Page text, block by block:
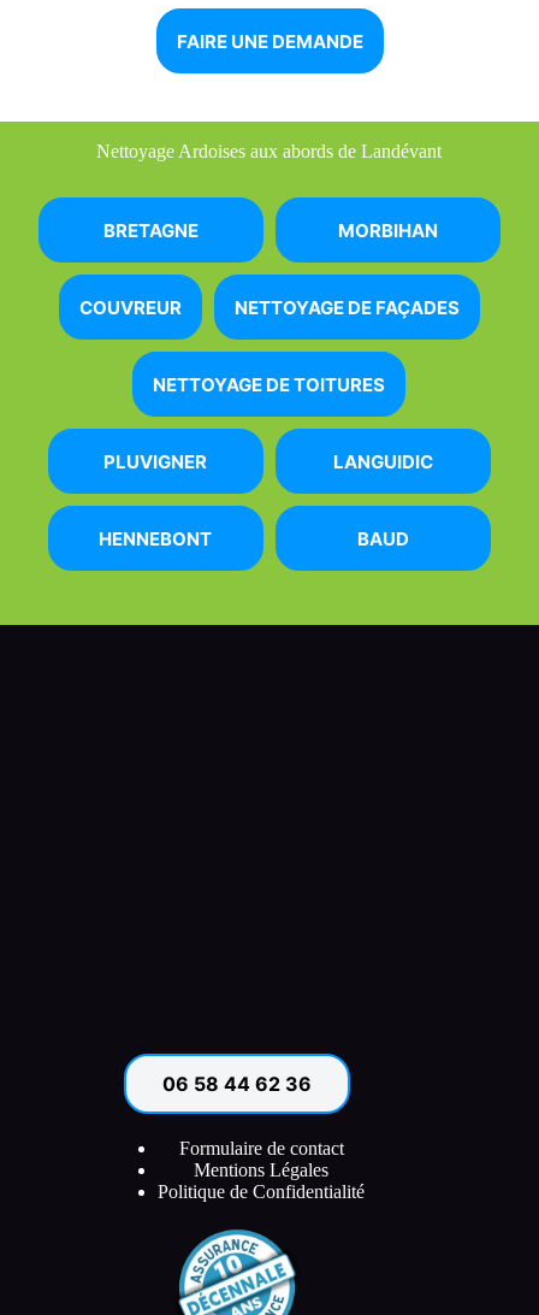
FAIRE UNE DEMANDE
Nettoyage Ardoises aux abords de Landévant
BRETAGNE MORBIHAN
COUVREUR NETTOYAGE DE FAÇADES
NETTOYAGE DE TOITURES
PLUVIGNER LANGUIDIC
HENNEBONT BAUD
06 58 44 62 36
Formulaire de contact
Mentions Légales
Politique de Confidentialité